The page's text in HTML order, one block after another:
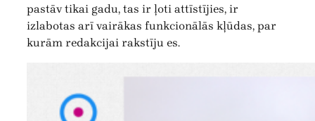
pastāv tikai gadu, tas ir ļoti attīstījies, ir
izlabotas arī vairākas funkcionālās kļūdas, par
kurām redakcijai rakstīju es.